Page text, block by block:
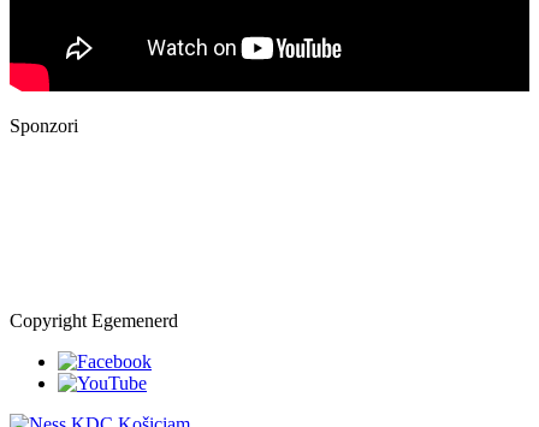
Sponzori
Copyright Egemenerd